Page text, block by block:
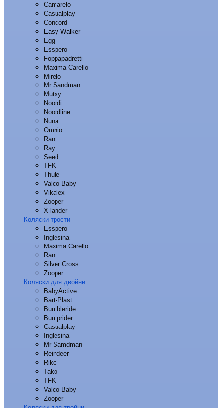
Camarelo
Casualplay
Concord
Easy Walker
Egg
Esspero
Foppapadretti
Maxima Carello
Mirelo
Mr Sandman
Mutsy
Noordi
Noordline
Nuna
Omnio
Rant
Ray
Seed
TFK
Thule
Valco Baby
Vikalex
Zooper
X-lander
Коляски-трости
Esspero
Inglesina
Maxima Carello
Rant
Silver Cross
Zooper
Коляски для двойни
BabyActive
Bart-Plast
Bumbleride
Bumprider
Casualplay
Inglesina
Mr Samdman
Reindeer
Riko
Tako
TFK
Valco Baby
Zooper